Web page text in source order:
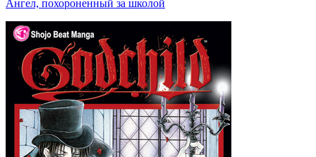
Ангел, похороненный за школой